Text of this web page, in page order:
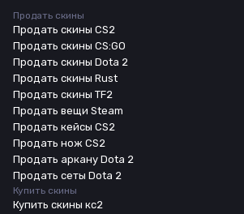
Продать скины
Продать скины CS2
Продать скины CS:GO
Продать скины Dota 2
Продать скины Rust
Продать скины TF2
Продать вещи Steam
Продать кейсы CS2
Продать нож CS2
Продать аркану Dota 2
Продать сеты Dota 2
Купить скины
Купить скины кс2